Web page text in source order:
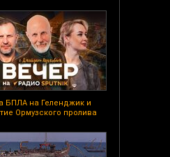
БПЛА на Геленджик и
Ормузского пролива